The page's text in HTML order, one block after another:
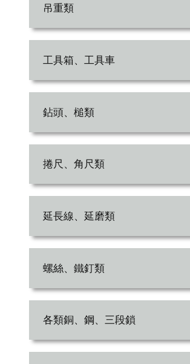
吊重類
工具箱、工具車
鉆頭、槌類
捲尺、角尺類
延長線、延磨類
螺絲、鐵釘類
各類銅、鋼、三段鎖